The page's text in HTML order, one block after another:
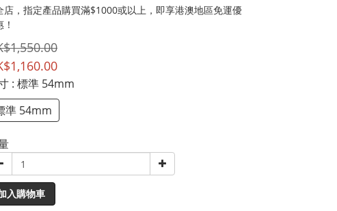
店，指定產品購買滿$1000或以上，即享港澳地區免運優
: 標準 54mm
準 54mm
入購物車